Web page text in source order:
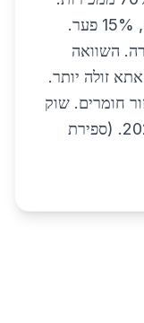
גורם סיכון: מחסור עובדים מיומנים, 15% פער.
השוואה
חומרים. שוק
צפוי להגיע ל-600 פרויקטים ב-2026. (ספירת